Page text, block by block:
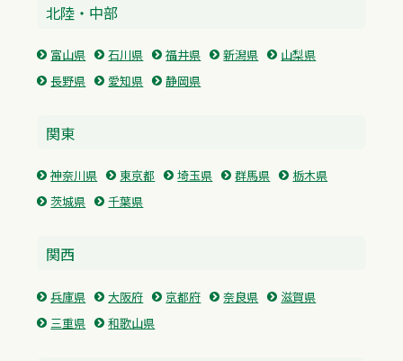
北陸・中部
富山県 石川県 福井県 新潟県
山梨県
長野県
愛知県 静岡県
関東
神奈川県 東京都 埼玉県 群馬県
栃木県
茨城県
千葉県
関西
兵庫県 大阪府 京都府 奈良県
滋賀県
三重県
和歌山県